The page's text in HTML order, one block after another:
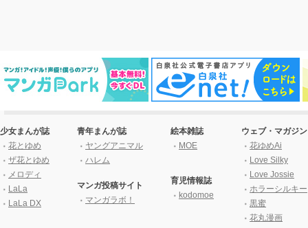
少女まんが誌
花とゆめ
ザ花とゆめ
メロディ
LaLa
LaLa DX
青年まんが誌
ヤングアニマル
ハレム
マンガ投稿サイト
マンガラボ！
絵本雑誌
MOE
育児情報誌
kodomoe
ウェブ・マガジン
花ゆめAi
Love Silky
Love Jossie
ホラーシルキー
黒蜜
花丸漫画